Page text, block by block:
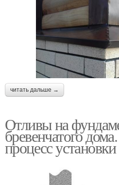
читать дальше →
Отливы на
бревенчатого
процесс